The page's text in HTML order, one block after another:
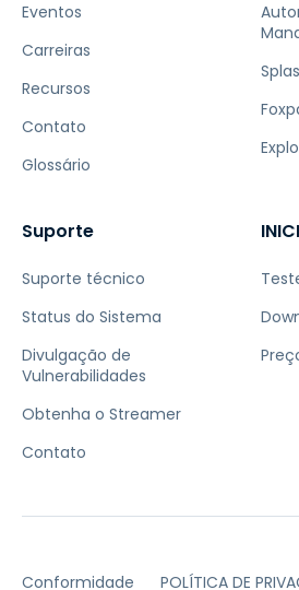
Eventos
Carreiras
Recursos
Contato
Glossário
Suporte
Suporte técnico
Status do Sistema
Divulgação de
Vulnerabilidades
Obtenha o Streamer
Contato
Conformidade POLÍTICA DE